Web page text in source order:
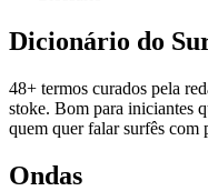
Dicionário do
48+ termos curados pela
stoke. Bom para iniciantes
quem quer falar surfês com
Ondas